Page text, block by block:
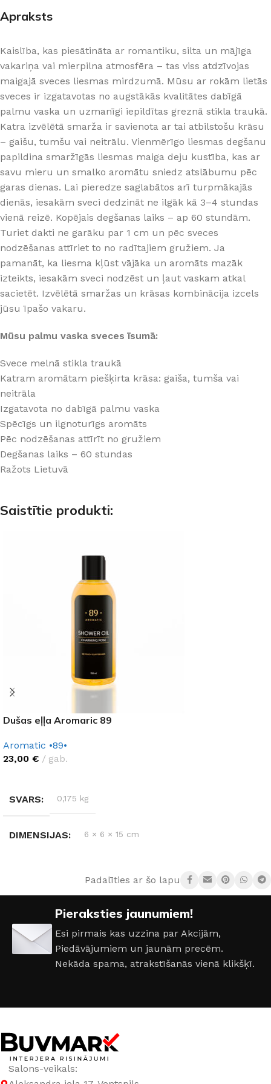
Apraksts
Kaislība, kas piesātināta ar romantiku, silta un mājīga
vakariņa vai mierpilna atmosfēra – tas viss atdzīvojas
maigajā sveces liesmas mirdzumā. Mūsu ar rokām lietās
sveces ir izgatavotas no augstākās kvalitātes dabīgā
palmu vaska un uzmanīgi iepildītas greznā stikla traukā.
Katra izvēlētā smarža ir savienota ar tai atbilstošu krāsu
– gaišu, tumšu vai neitrālu. Vienmērīgo liesmas degšanu
papildina smaržīgās liesmas maiga deju kustība, kas ar
savu mieru un smalko aromātu sniedz atslābumu pēc
garas dienas. Lai pieredze saglabātos arī turpmākajās
dienās, iesakām sveci dedzināt ne ilgāk kā 3–4 stundas
vienā reizē. Kopējais degšanas laiks – ap 60 stundām.
Turiet dakti ne garāku par 1 cm un pēc sveces
nodzēšanas attīriet to no radītajiem gružiem. Ja
pamanāt, ka liesma kļūst vājāka un aromāts mazāk
izteikts, iesakām sveci nodzēst un ļaut vaskam atkal
sacietēt. Izvēlētā smaržas un krāsas kombinācija izcels
jūsu īpašo vakaru.
Mūsu palmu vaska sveces īsumā:
Svece melnā stikla traukā
Katram aromātam piešķirta krāsa: gaiša, tumša vai
neitrāla
Izgatavota no dabīgā palmu vaska
Spēcīgs un ilgnoturīgs aromāts
Pēc nodzēšanas attīrīt no gružiem
Degšanas laiks – 60 stundas
Ražots Lietuvā
Saistītie produkti:
Dušas eļļa Aromaric 89
Aromatic •89•
23,00 € gab.
SVARS 0,175 kg
DIMENSIJAS 6 × 6 × 15 cm
Padalīties ar šo lapu:
Pieraksties jaunumiem!
Esi pirmais kas uzzina par Akcijām,
Piedāvājumiem un jaunām precēm.
Nekāda spama, atrakstīšanās vienā klikšķī.
Salons-veikals: